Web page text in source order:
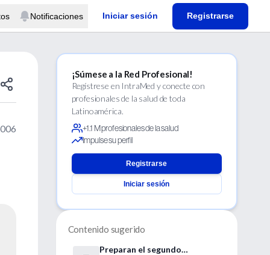
Notificaciones Iniciar sesión Registrarse
¡Súmese a la Red Profesional!
Regístrese en IntraMed y conecte con
profesionales de la salud de toda
Latinoamérica.
+1.1 M profesionales de la salud
Impulse su perfil
Registrarse
Iniciar sesión
Contenido sugerido
Preparan el segundo